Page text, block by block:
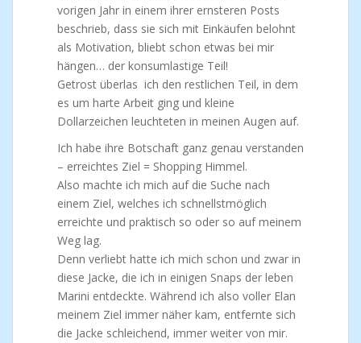
vorigen Jahr in einem ihrer ernsteren Posts
beschrieb, dass sie sich mit Einkäufen belohnt
als Motivation, bliebt schon etwas bei mir
hängen… der konsumlastige Teil!
Getrost überlas ich den restlichen Teil, in dem
es um harte Arbeit ging und kleine
Dollarzeichen leuchteten in meinen Augen auf.
Ich habe ihre Botschaft ganz genau verstanden
– erreichtes Ziel = Shopping Himmel.
Also machte ich mich auf die Suche nach
einem Ziel, welches ich schnellstmöglich
erreichte und praktisch so oder so auf meinem
Weg lag.
Denn verliebt hatte ich mich schon und zwar in
diese Jacke, die ich in einigen Snaps der leben
Marini entdeckte. Während ich also voller Elan
meinem Ziel immer näher kam, entfernte sich
die Jacke schleichend, immer weiter von mir.